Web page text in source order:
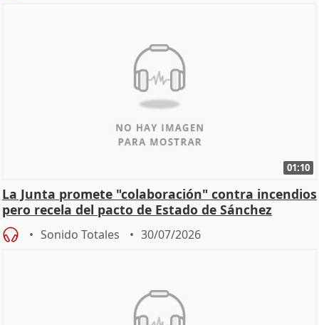
01:10
La Junta promete "colaboración" contra incendios
pero recela del pacto de Estado de Sánchez
Sonido Totales 30/07/2026